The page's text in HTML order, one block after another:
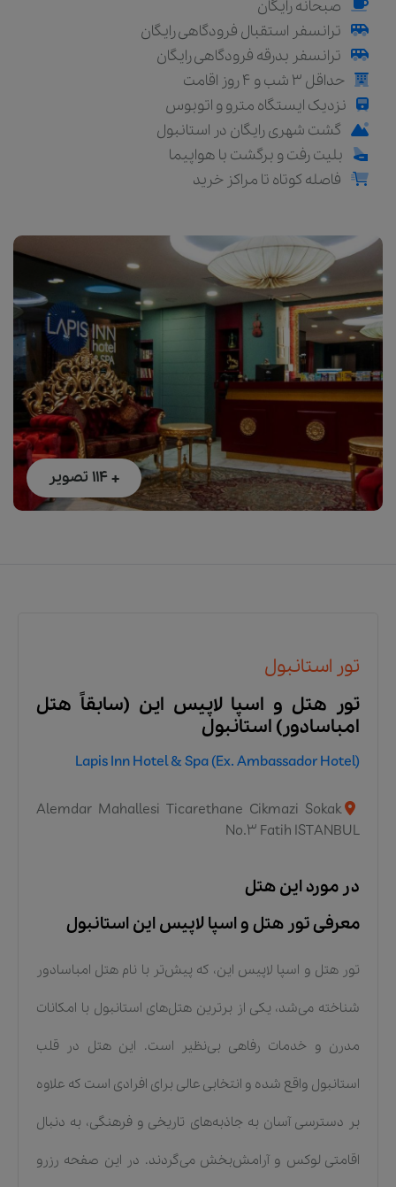
صبحانه رایگان
ترانسفر استقبال فرودگاهی رایگان
ترانسفر بدرقه فرودگاهی رایگان
حداقل 3 شب و 4 روز اقامت
نزدیک ایستگاه مترو و اتوبوس
گشت شهری رایگان در استانبول
بلیت رفت و برگشت با هواپیما
فاصله کوتاه تا مراکز خرید
+ 114 تصویر
تور استانبول
تور هتل و اسپا لاپیس این (سابقاً هتل
امباسادور) استانبول
Lapis Inn Hotel & Spa (Ex. Ambassador Hotel)
Alemdar Mahallesi Ticarethane Cikmazi Sokak
No.3 Fatih ISTANBUL
در مورد این هتل
معرفی تور هتل و اسپا لاپیس این استانبول
تور هتل و اسپا لاپیس این، که پیش‌تر با نام هتل امباسادور
شناخته می‌شد، یکی از برترین هتل‌های استانبول با امکانات
مدرن و خدمات رفاهی بی‌نظیر است. این هتل در قلب
استانبول واقع شده و انتخابی عالی برای افرادی است که علاوه
بر دسترسی آسان به جاذبه‌های تاریخی و فرهنگی، به دنبال
اقامتی لوکس و آرامش‌بخش می‌گردند. در این صفحه رزرو